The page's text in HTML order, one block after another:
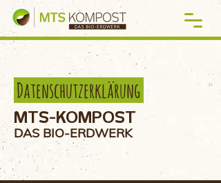
Datenschutzerklärung
MTS-KOMPOST
DAS BIO-ERDWERK